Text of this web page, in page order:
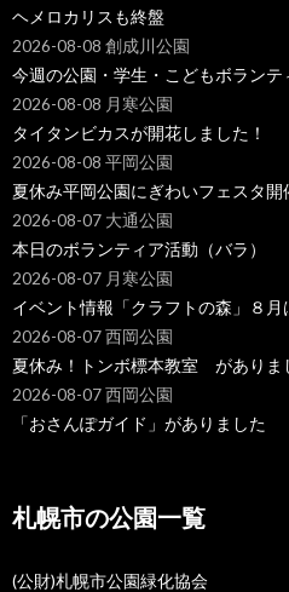
ヘメロカリスも終盤
2026-08-08 創成川公園
今週の公園・学生・こどもボランテ
2026-08-08 月寒公園
タイタンビカスが開花しました！
2026-08-08 平岡公園
夏休み平岡公園にぎわいフェスタ開
2026-08-07 大通公園
本日のボランティア活動（バラ）
2026-08-07 月寒公園
イベント情報「クラフトの森」８月
2026-08-07 西岡公園
夏休み！トンボ標本教室 がありま
2026-08-07 西岡公園
「おさんぽガイド」がありました
札幌市の公園一覧
(公財)札幌市公園緑化協会